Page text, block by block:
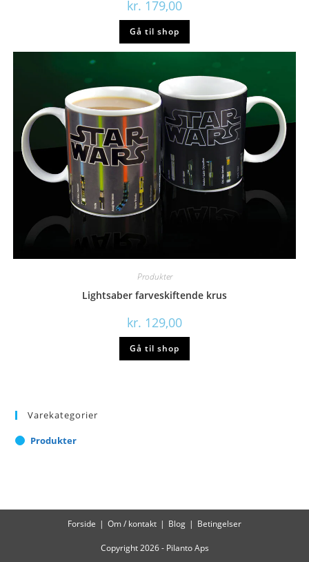
kr. 179,00
Gå til shop
Produkter
Lightsaber farveskiftende krus
kr. 129,00
Gå til shop
Varekategorier
Produkter
Forside Om / kontakt Blog Betingelser
Copyright 2026 - Pilanto Aps